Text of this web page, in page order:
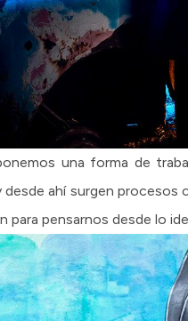
una forma de
ahí surgen
para pensarnos desde lo